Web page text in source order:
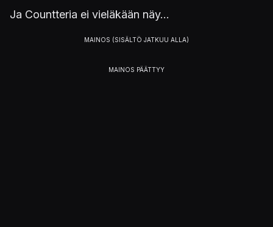
Ja Countteria ei vieläkään näy...